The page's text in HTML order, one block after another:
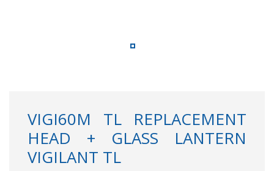
VIGI60M TL REPLACEMENT
HEAD + GLASS LANTERN
VIGILANT TL